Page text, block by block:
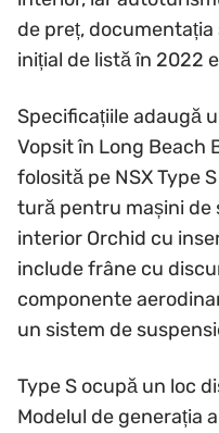
de preț,
inițial de listă în 2022
Specificațiile adaugă
Vopsit în Long Beach
folosită pe NSX Type
tură pentru mașini de
interior Orchid cu
include frâne cu
componente
un sistem de
Type S ocupă un loc
Modelul de generația